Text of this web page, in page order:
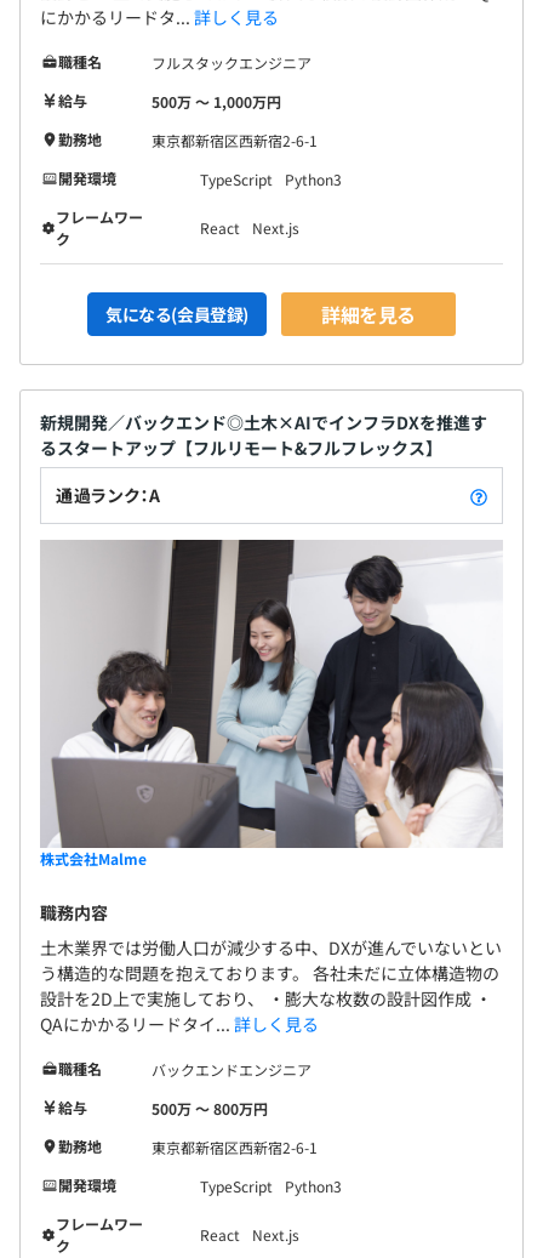
立ち上げフェーズのため、現在は3名で運用しています。
※最終的には5～6名のチームとなる予定です。
にかかるリードタ... 詳しく見る
職種名
フルスタックエンジニア
給与
500万 〜 1,000万円
勤務地
東京都新宿区西新宿2-6-1
開発環境
TypeScript
Python3
フレームワー
ク
React Next.js
気になる(会員登録) 詳細を見る
新規開発／バックエンド◎土木×AIでインフラDXを推進す
るスタートアップ【フルリモート&フルフレックス】
通過ランク：A
株式会社Malme
職務内容
土木業界では労働人口が減少する中、DXが進んでいないとい
う構造的な問題を抱えております。 各社未だに立体構造物の
設計を2D上で実施しており、 ・膨大な枚数の設計図作成 ・
QAにかかるリードタイ... 詳しく見る
職種名
バックエンドエンジニア
給与
500万 〜 800万円
勤務地
東京都新宿区西新宿2-6-1
開発環境
TypeScript
Python3
フレームワー
ク
React Next.js